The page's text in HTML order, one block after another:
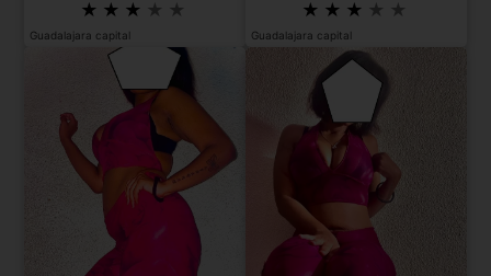
Guadalajara capital Guadalajara capital